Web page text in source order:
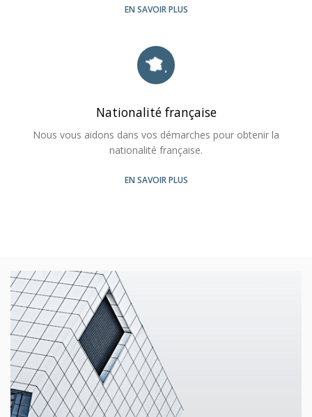
EN SAVOIR PLUS
Nationalité française
Nous vous aidons dans vos démarches pour obtenir la
nationalité française.
EN SAVOIR PLUS